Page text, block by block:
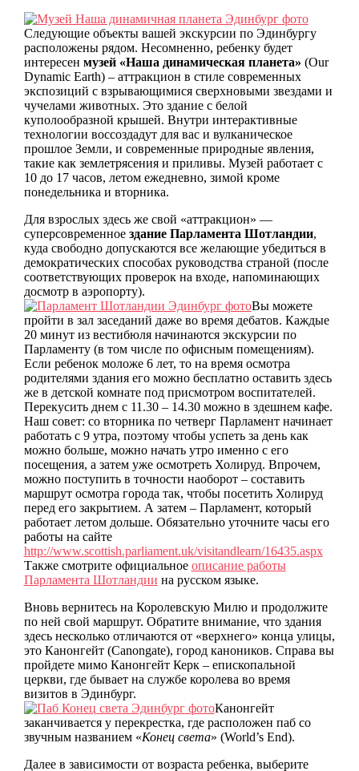
Следующие объекты вашей экскурсии по Эдинбургу
расположены рядом. Несомненно, ребенку будет
интересен музей «Наша динамическая планета» (Our
Dynamic Earth) – аттракцион в стиле современных
экспозиций с взрывающимися сверхновыми звездами и
чучелами животных. Это здание с белой
куполообразной крышей. Внутри интерактивные
технологии воссоздадут для вас и вулканическое
прошлое Земли, и современные природные явления,
такие как землетрясения и приливы. Музей работает с
10 до 17 часов, летом ежедневно, зимой кроме
понедельника и вторника.
Для взрослых здесь же свой «аттракцион» —
суперсовременное здание Парламента Шотландии,
куда свободно допускаются все желающие убедиться в
демократических способах руководства страной (после
соответствующих проверок на входе, напоминающих
досмотр в аэропорту).
Вы можете
пройти в зал заседаний даже во время дебатов. Каждые
20 минут из вестибюля начинаются экскурсии по
Парламенту (в том числе по офисным помещениям).
Если ребенок моложе 6 лет, то на время осмотра
родителями здания его можно бесплатно оставить здесь
же в детской комнате под присмотром воспитателей.
Перекусить днем с 11.30 – 14.30 можно в здешнем кафе.
Наш совет: со вторника по четверг Парламент начинает
работать с 9 утра, поэтому чтобы успеть за день как
можно больше, можно начать утро именно с его
посещения, а затем уже осмотреть Холируд. Впрочем,
можно поступить в точности наоборот – составить
маршрут осмотра города так, чтобы посетить Холируд
перед его закрытием. А затем – Парламент, который
работает летом дольше. Обязательно уточните часы его
работы на сайте
http://www.scottish.parliament.uk/visitandlearn/16435.aspx
Также смотрите официальное описание работы
Парламента Шотландии на русском языке.
Вновь вернитесь на Королевскую Милю и продолжите
по ней свой маршрут. Обратите внимание, что здания
здесь несколько отличаются от «верхнего» конца улицы,
это Канонгейт (Canongate), город каноников. Справа вы
пройдете мимо Канонгейт Керк – епископальной
церкви, где бывает на службе королева во время
визитов в Эдинбург.
Канонгейт
заканчивается у перекрестка, где расположен паб со
звучным названием «Конец света» (World’s End).
Далее в зависимости от возраста ребенка, выберите